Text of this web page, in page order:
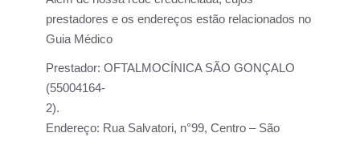
prestadores e os endereços estão relacionados no
Guia Médico
Prestador: OFTALMOCÍNICA SÃO GONÇALO
(55004164-
2).
Endereço: Rua Salvatori, n°99, Centro – São